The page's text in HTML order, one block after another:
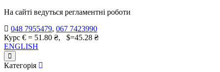
На сайті ведуться регламентні роботи
048 7955479, 067 7423990
Курс € = 51.80 ₴, $=45.28 ₴
ENGLISH
Категорія